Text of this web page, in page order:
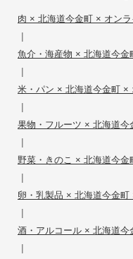
肉 × 北海道今金町 × オン
|
魚介・海産物 × 北海道今
|
米・パン × 北海道今金町 ×
|
果物・フルーツ × 北海道
|
野菜・きのこ × 北海道今
|
卵・乳製品 × 北海道今金
|
酒・アルコール × 北海道
|